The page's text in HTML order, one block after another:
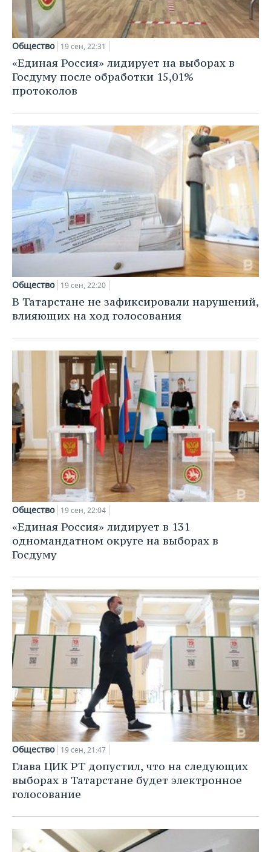
Общество 19 сен, 22:31
«Единая Россия» лидирует на выборах в
Госдуму после обработки 15,01%
протоколов
Общество 19 сен, 22:20
В Татарстане не зафиксировали нарушений,
влияющих на ход голосования
Общество 19 сен, 22:04
«Единая Россия» лидирует в 131
одномандатном округе на выборах в
Госдуму
Общество 19 сен, 21:47
Глава ЦИК РТ допустил, что на следующих
выборах в Татарстане будет электронное
голосование